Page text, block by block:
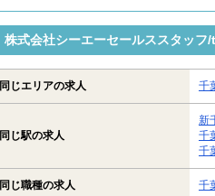
株式会社シーエーセールススタッ
同じエリアの求人 千
同じ駅の求人
新
千
千
同じ職種の求人 千